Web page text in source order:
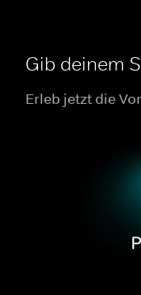
Gib deinem
Erleb jetzt die